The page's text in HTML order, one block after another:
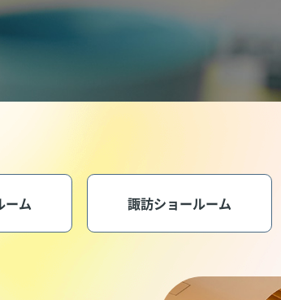
ーム 諏訪ショールーム